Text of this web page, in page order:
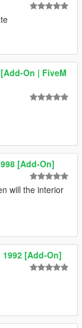
On | FiveM
[Add-On]
will the interior
[Add-On]